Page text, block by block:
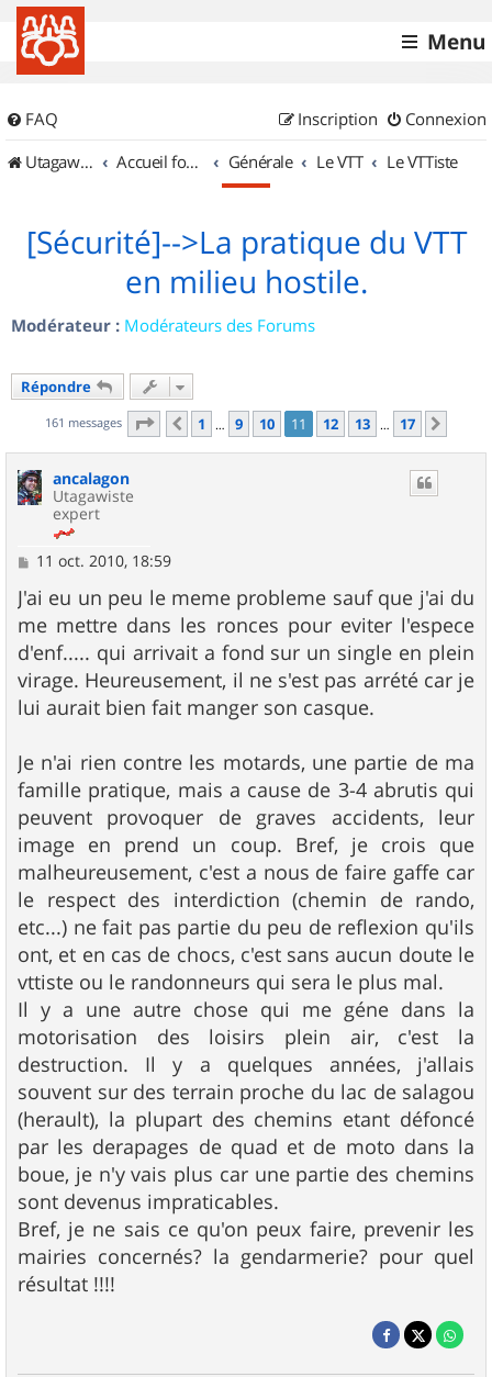
Menu
FAQ Connexion
Inscription
UtagawaVTT (Randos VTT et VTTAE avec traces GPS)
Accueil forum Générale Le VTT Le VTTiste
[Sécurité]-->La pratique du VTT
en milieu hostile.
Modérateur : Modérateurs des Forums
Répondre
161 messages Page 11 sur17
Précédent
1 … 9 10 11 12 13 … 17
ancalagon
Utagawiste
expert
M
s
s
a
g
e
11 oct. 2010, 18:59
J'ai eu un peu le meme probleme sauf que j'ai du
me mettre dans les ronces pour eviter l'espece
d'enf..... qui arrivait a fond sur un single en plein
virage. Heureusement, il ne s'est pas arrété car je
lui aurait bien fait manger son casque.
Je n'ai rien contre les motards, une partie de ma
famille pratique, mais a cause de 3-4 abrutis qui
peuvent provoquer de graves accidents, leur
image en prend un coup. Bref, je crois que
malheureusement, c'est a nous de faire gaffe car
le respect des interdiction (chemin de rando,
etc...) ne fait pas partie du peu de reflexion qu'ils
ont, et en cas de chocs, c'est sans aucun doute le
vttiste ou le randonneurs qui sera le plus mal.
Il y a une autre chose qui me géne dans la
motorisation des loisirs plein air, c'est la
destruction. Il y a quelques années, j'allais
souvent sur des terrain proche du lac de salagou
(herault), la plupart des chemins etant défoncé
par les derapages de quad et de moto dans la
boue, je n'y vais plus car une partie des chemins
sont devenus impraticables.
Bref, je ne sais ce qu'on peux faire, prevenir les
mairies concernés? la gendarmerie? pour quel
résultat !!!!